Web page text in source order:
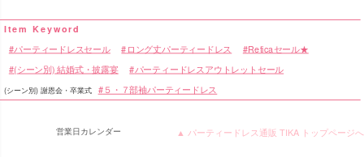
パーティードレスセール ロング丈パーティードレス Reticaセール★
(シーン別) 結婚式・披露宴 パーティードレスアウトレットセール
(シーン別) 謝恩会・卒業式 ５・７部袖パーティードレス
▲ パーティードレス通販 TIKA トップページへ
営業日カレンダー